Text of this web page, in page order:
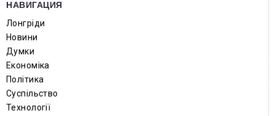
НАВИГАЦИЯ
Лонгріди
Новини
Думки
Економіка
Політика
Суспільство
Технології